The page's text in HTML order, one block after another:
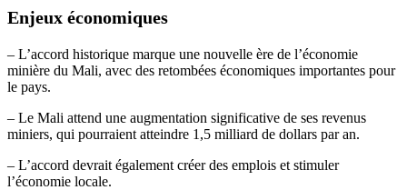
Enjeux économiques
– L’accord historique marque une nouvelle ère de l’économie
minière du Mali, avec des retombées économiques importantes pour
le pays.
– Le Mali attend une augmentation significative de ses revenus
miniers, qui pourraient atteindre 1,5 milliard de dollars par an.
– L’accord devrait également créer des emplois et stimuler
l’économie locale.